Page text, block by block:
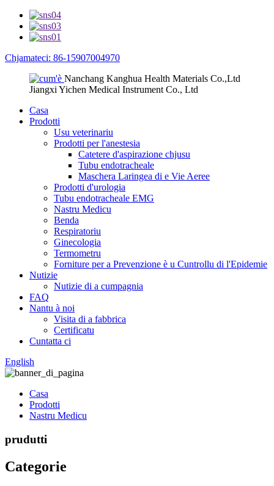
Chjamateci: 86-15907004970
Nanchang Kanghua Health Materials Co.,Ltd
Jiangxi Yichen Medical Instrument Co., Ltd
Casa
Prodotti
Usu veterinariu
Prodotti per l'anestesia
Catetere d'aspirazione chjusu
Tubu endotracheale
Maschera Laringea di e Vie Aeree
Prodotti d'urologia
Tubu endotracheale EMG
Nastru Medicu
Benda
Respiratoriu
Ginecologia
Termometru
Forniture per a Prevenzione è u Cuntrollu di l'Epidemie
Nutizie
Nutizie di a cumpagnia
FAQ
Nantu à noi
Visita di a fabbrica
Certificatu
Cuntatta ci
English
Casa
Prodotti
Nastru Medicu
prudutti
Categorie